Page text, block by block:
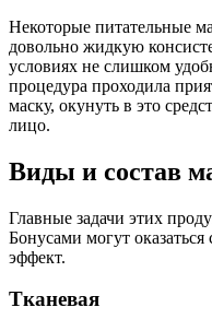
Некоторые питательные
довольно жидкую
условиях не слишком
процедура проходила
маску, окунуть в это
лицо.
Виды и состав
Главные задачи этих
Бонусами могут
эффект.
Тканевая